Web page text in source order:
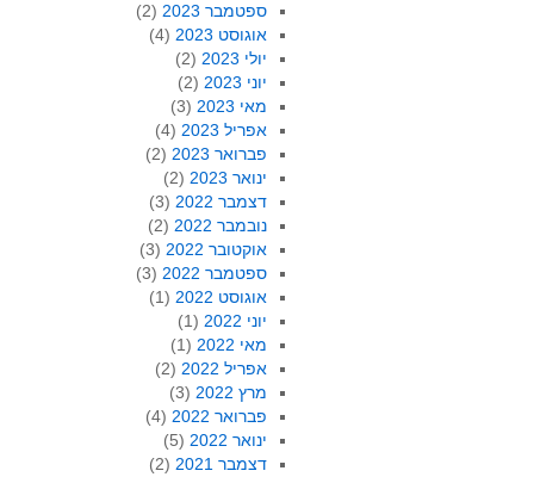
ספטמבר 2023
(2)
אוגוסט 2023
(4)
יולי 2023
(2)
יוני 2023
(2)
מאי 2023
(3)
אפריל 2023
(4)
פברואר 2023
(2)
ינואר 2023
(2)
דצמבר 2022
(3)
נובמבר 2022
(2)
אוקטובר 2022
(3)
ספטמבר 2022
(3)
אוגוסט 2022
(1)
יוני 2022
(1)
מאי 2022
(1)
אפריל 2022
(2)
מרץ 2022
(3)
פברואר 2022
(4)
ינואר 2022
(5)
דצמבר 2021
(2)